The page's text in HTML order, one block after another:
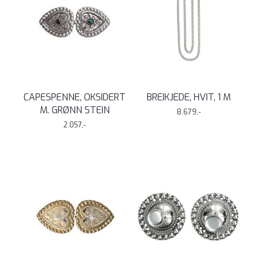
CAPESPENNE, OKSIDERT
M. GRØNN STEIN
2.057,-
BREIKJEDE, HVIT, 1 M
8.679,-